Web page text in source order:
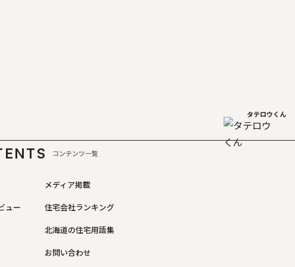
タテロウくん
コンテンツ一覧
メディア掲載
ュー
住宅会社ランキング
北海道の住宅用語集
お問い合わせ